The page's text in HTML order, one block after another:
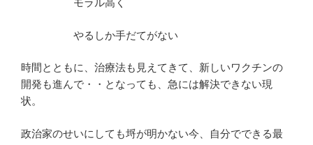
モラル高く
やるしか手だてがない
時間とともに、治療法も見えてきて、新しいワクチンの
開発も進んで・・となっても、急には解決できない現
状。
政治家のせいにしても埒が明かない今、自分でできる最